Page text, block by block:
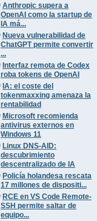
Anthropic supera a
OpenAI como la startup de
IA má...
Nueva vulnerabilidad de
ChatGPT permite convertir
...
Interfaz remota de Codex
roba tokens de OpenAI
IA: el coste del
tokenmaxxing amenaza la
rentabilidad
Microsoft recomienda
antivirus externos en
Windows 11
Linux DNS-AID:
descubrimiento
descentralizado de IA
Policía holandesa rescata
17 millones de dispositi...
RCE en VS Code Remote-
SSH permite saltar de
equipo...